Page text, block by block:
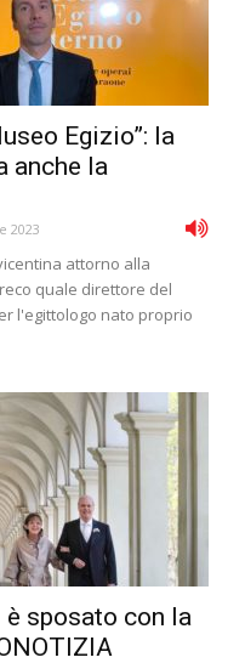
Egizio”: la
anche la
2023
attorno alla
quale direttore del
l'egittologo nato proprio
sposato con la